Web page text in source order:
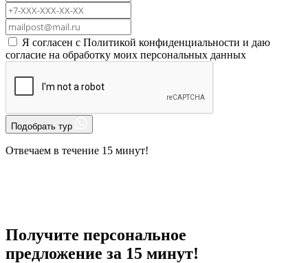
Я согласен с Политикой конфиденциальности и даю
согласие на обработку моих персональных данных
Подобрать тур
Отвечаем в течение 15 минут!
Получите персональное
предложение за 15 минут!